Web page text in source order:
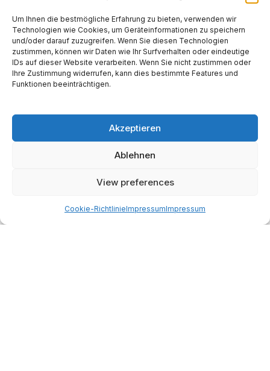
Um Ihnen die bestmögliche Erfahrung zu bieten, verwenden wir
Technologien wie Cookies, um Geräteinformationen zu speichern
und/oder darauf zuzugreifen. Wenn Sie diesen Technologien
zustimmen, können wir Daten wie Ihr Surfverhalten oder eindeutige
IDs auf dieser Website verarbeiten. Wenn Sie nicht zustimmen oder
Ihre Zustimmung widerrufen, kann dies bestimmte Features und
Funktionen beeinträchtigen.
Akzeptieren
Ablehnen
View preferences
Cookie-RichtlinieImpressumImpressum
Aktuelle Artikel & Trends
2026 AI Index Report der Stanford Universität
BY MARTIN KÄSSLER APRIL 14, 2026 0
Seestar S30 pro)
Vibe Coding in der Praxis: Wie KI einen